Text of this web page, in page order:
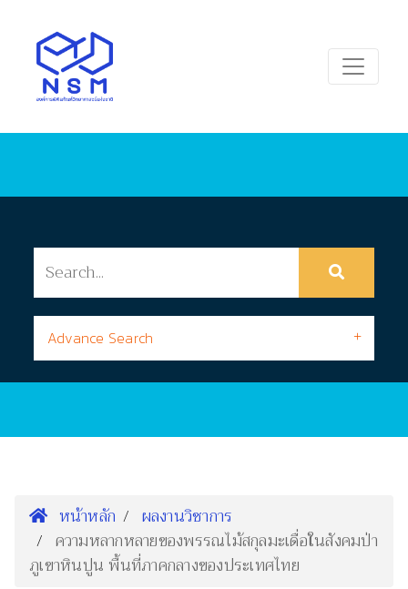
Advance Search
หน้าหลัก
ผลงานวิชาการ
ความหลากหลายของพรรณไม้สกุลมะเดื่อในสังคมป่า
ภูเขาหินปูน พื้นที่ภาคกลางของประเทศไทย